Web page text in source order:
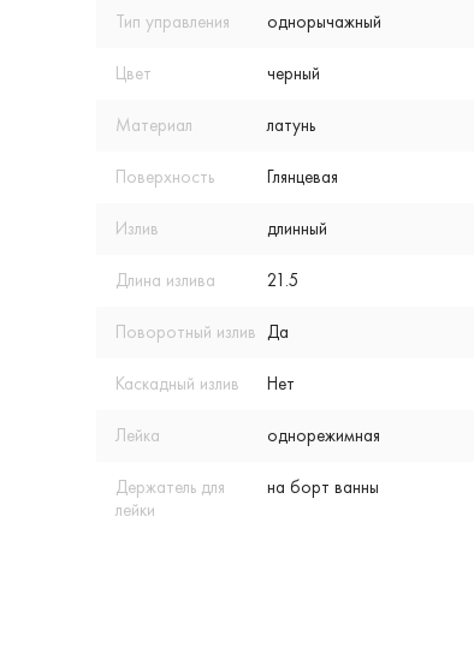
Тип управления однорычажный
Цвет черный
Материал латунь
Поверхность Глянцевая
Излив длинный
Длина излива 21.5
Поворотный излив Да
Каскадный излив Нет
Лейка однорежимная
Держатель для
лейки
на борт ванны